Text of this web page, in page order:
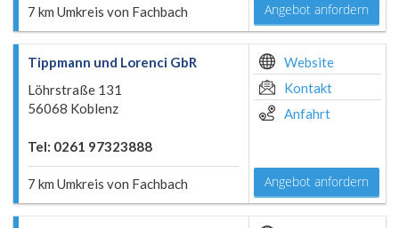
7 km Umkreis von Fachbach Angebot anfordern
Tippmann und Lorenci GbR
Löhrstraße 131
56068 Koblenz
Tel: 0261 97323888
7 km Umkreis von Fachbach
Website
Kontakt
Anfahrt
Angebot anfordern